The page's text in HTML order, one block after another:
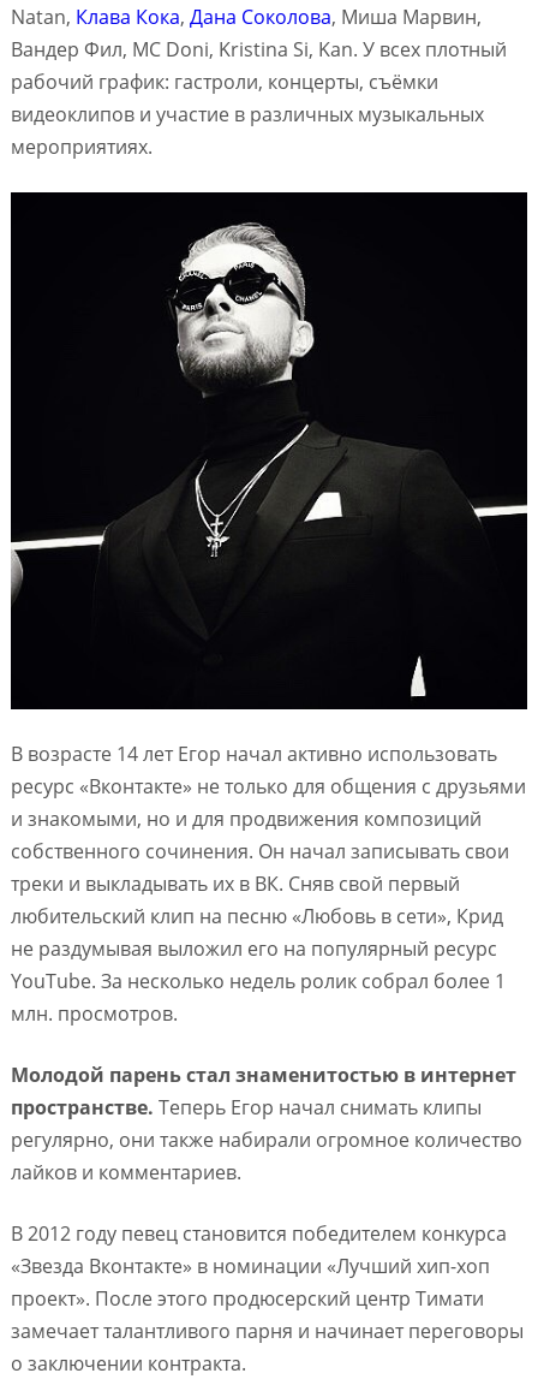
Natan, Клава Кока, Дана Соколова, Миша Марвин,
Вандер Фил, MC Doni, Kristina Si, Kan. У всех плотный
рабочий график: гастроли, концерты, съёмки
видеоклипов и участие в различных музыкальных
мероприятиях.
В возрасте 14 лет Егор начал активно использовать
ресурс «Вконтакте» не только для общения с друзьями
и знакомыми, но и для продвижения композиций
собственного сочинения. Он начал записывать свои
треки и выкладывать их в ВК. Сняв свой первый
любительский клип на песню «Любовь в сети», Крид
не раздумывая выложил его на популярный ресурс
YouTube. За несколько недель ролик собрал более 1
млн. просмотров.
Молодой парень стал знаменитостью в интернет
пространстве. Теперь Егор начал снимать клипы
регулярно, они также набирали огромное количество
лайков и комментариев.
В 2012 году певец становится победителем конкурса
«Звезда Вконтакте» в номинации «Лучший хип-хоп
проект». После этого продюсерский центр Тимати
замечает талантливого парня и начинает переговоры
о заключении контракта.